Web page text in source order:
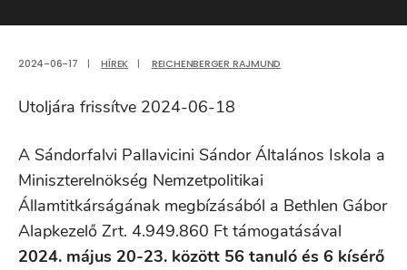
2024-06-17 | HÍREK | REICHENBERGER RAJMUND
Utoljára frissítve 2024-06-18
A Sándorfalvi Pallavicini Sándor Általános Iskola a
Miniszterelnökség Nemzetpolitikai
Államtitkárságának megbízásából a Bethlen Gábor
Alapkezelő Zrt. 4.949.860 Ft támogatásával
2024. május 20-23. között 56 tanuló és 6 kísérő